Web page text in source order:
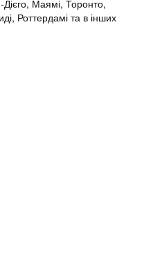
Маямі, Торонто,
Роттердамі та в інших